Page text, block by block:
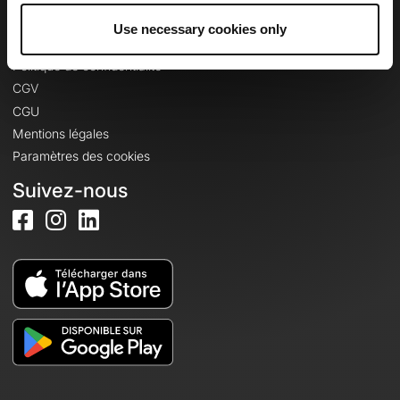
Use necessary cookies only
Informations légales
Politique de confidentialité
CGV
CGU
Mentions légales
Paramètres des cookies
Suivez-nous